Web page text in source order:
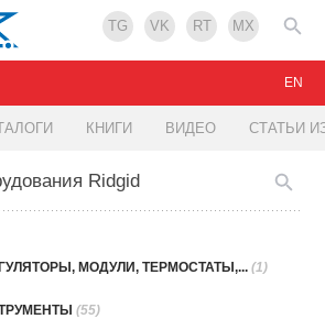
TG VK RT MX
КНИГИ ВИДЕО СТАТЬИ
EN
Ridgid
МОДУЛИ, ТЕРМОСТАТЫ,... (1)
(55)